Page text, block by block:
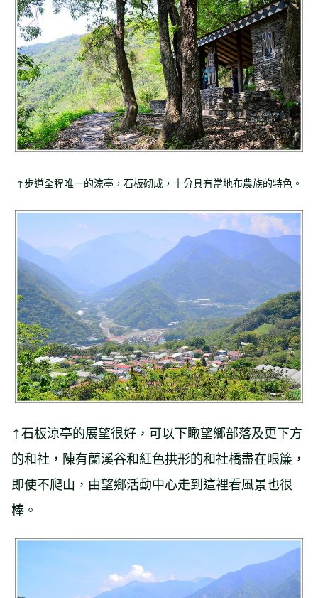
↑步道全程唯一的涼亭，石板砌成，十分具有當地布農族的特色。
↑石板涼亭的展望很好，可以下瞰望鄉部落及更下方
的和社，陳有蘭溪谷和紅色拱形的和社橋盡在眼簾，
即使不爬山，由望鄉活動中心走到這裡看風景也很
棒。